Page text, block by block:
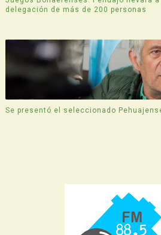
delegación de más de 200 personas
Se presentó el seleccionado